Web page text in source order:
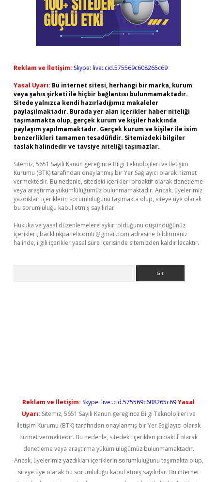
Reklam ve İletişim: Skype: live:.cid.575569c608265c69
Yasal Uyarı: Bu internet sitesi, herhangi bir marka, kurum
veya şahıs şirketi ile hiçbir bağlantısı bulunmamaktadır.
Sitede yalnızca kendi hazırladığımız makaleler
paylaşılmaktadır. Burada yer alan içerikler haber niteliği
taşımamakta olup, gerçek kurum ve kişiler hakkında
paylaşım yapılmamaktadır. Gerçek kurum ve kişiler ile isim
benzerlikleri tamamen tesadüfidir. Sitemizdeki bilgiler
taslak halindedir ve tavsiye niteliği taşımazlar.
Sitemiz, 5651 Sayılı Kanun gereğince Bilgi Teknolojileri ve İletişim
Kurumu (BTK) tarafından onaylanmış bir Yer Sağlayıcı olarak hizmet
vermektedir. Bu nedenle, sitedeki içerikleri proaktif olarak denetleme
veya araştırma yükümlülüğümüz bulunmamaktadır. Ancak, üyelerimiz
yazdıkları içeriklerin sorumluluğunu taşımakta olup, siteye üye olarak
bu sorumluluğu kabul etmiş sayılırlar.
Hukuka ve yasal düzenlemelere aykırı olduğunu düşündüğünüz
içerikleri, backlinkpanelicomtr@gmail.com adresine bildirmeniz
halinde, ilgili içerikler yasal süre içerisinde sitemizden kaldırılacaktır.
Reklam ve İletişim: Skype: live:.cid.575569c608265c69Yasal
Uyarı: Sitemiz, 5651 Sayılı Kanun gereğince Bilgi Teknolojileri ve
İletişim Kurumu (BTK) tarafından onaylanmış bir Yer Sağlayıcı olarak
hizmet vermektedir. Bu nedenle, sitedeki içerikleri proaktif olarak
denetleme veya araştırma yükümlülüğümüz bulunmamaktadır.
Ancak, üyelerimiz yazdıkları içeriklerin sorumluluğunu taşımakta olup,
siteye üye olarak bu sorumluluğu kabul etmiş sayılırlar. Bu internet